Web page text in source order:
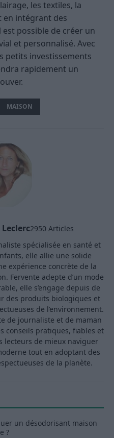
les textiles, la
en intégrant des
possible de créer un
et personnalisé. Avec
petits investissements
rapidement un
MAISON
2950 Articles
spécialisée en santé et
elle allie une solide
expérience concrète de la
Fervente adepte d’un mode
elle s’engage depuis de
des produits biologiques et
de l’environnement.
de journaliste et de maman
conseils pratiques, fiables et
lecteurs de mieux naviguer
tout en adoptant des
de la planète.
un désodorisant maison
?